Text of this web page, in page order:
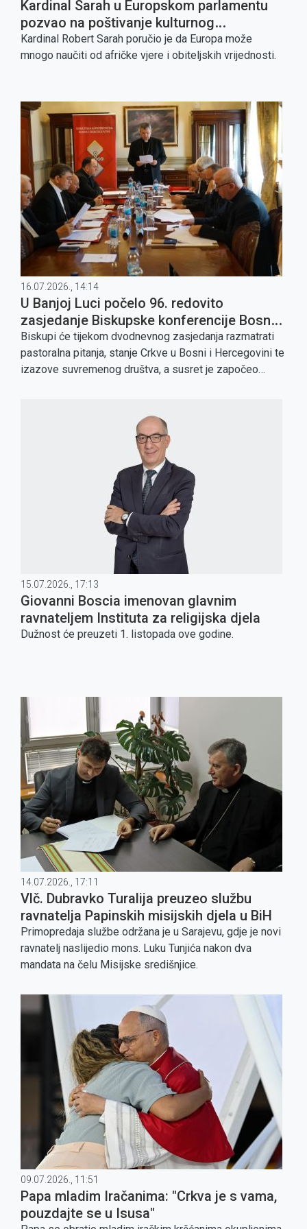
Kardinal Sarah u Europskom parlamentu
pozvao na poštivanje kulturnog
suvereniteta Afrike
Kardinal Robert Sarah poručio je da Europa može
mnogo naučiti od afričke vjere i obiteljskih vrijednosti.
16.07.2026., 14:14
U Banjoj Luci počelo 96. redovito
zasjedanje Biskupske konferencije Bosne i
Hercegovine
Biskupi će tijekom dvodnevnog zasjedanja razmatrati
pastoralna pitanja, stanje Crkve u Bosni i Hercegovini te
izazove suvremenog društva, a susret je započeo
15.07.2026., 17:13
Giovanni Boscia imenovan glavnim
ravnateljem Instituta za religijska djela
Dužnost će preuzeti 1. listopada ove godine.
14.07.2026., 17:11
Vlč. Dubravko Turalija preuzeo službu
ravnatelja Papinskih misijskih djela u BiH
Primopredaja službe održana je u Sarajevu, gdje je novi
ravnatelj naslijedio mons. Luku Tunjića nakon dva
mandata na čelu Misijske središnjice.
09.07.2026., 11:51
Papa mladim Iračanima: "Crkva je s vama,
pouzdajte se u Isusa"